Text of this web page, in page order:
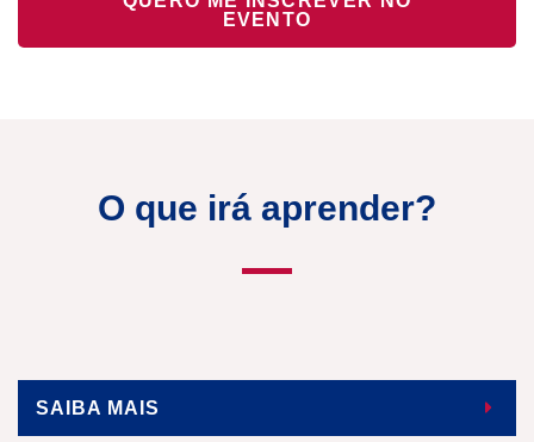
EVENTO
O que irá aprender?
SAIBA MAIS